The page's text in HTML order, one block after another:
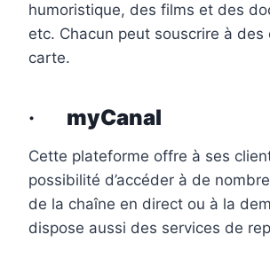
humoristique, des films et des
etc. Chacun peut souscrire à des
carte.
· myCanal
Cette plateforme offre à ses
possibilité d’accéder à de
de la chaîne en direct ou à la
dispose aussi des services de